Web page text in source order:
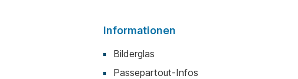
Informationen
Bilderglas
Passepartout-Infos